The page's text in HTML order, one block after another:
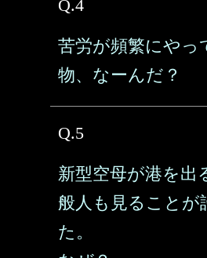
Q.4
苦労が頻繁にやっ
物、なーんだ？
Q.5
新型空母が港を出
般人も見ることが
た。